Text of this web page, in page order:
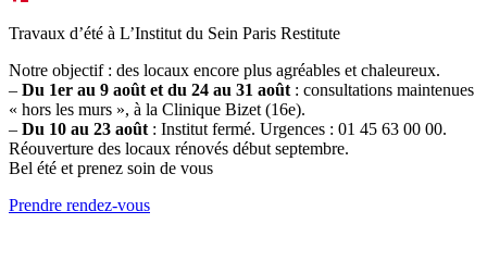
Travaux d’été à L’Institut du Sein Paris Restitute
Notre objectif : des locaux encore plus agréables et chaleureux.
– Du 1er au 9 août et du 24 au 31 août : consultations maintenues
« hors les murs », à la Clinique Bizet (16e).
– Du 10 au 23 août : Institut fermé. Urgences : 01 45 63 00 00.
Réouverture des locaux rénovés début septembre.
Bel été et prenez soin de vous
Prendre rendez-vous